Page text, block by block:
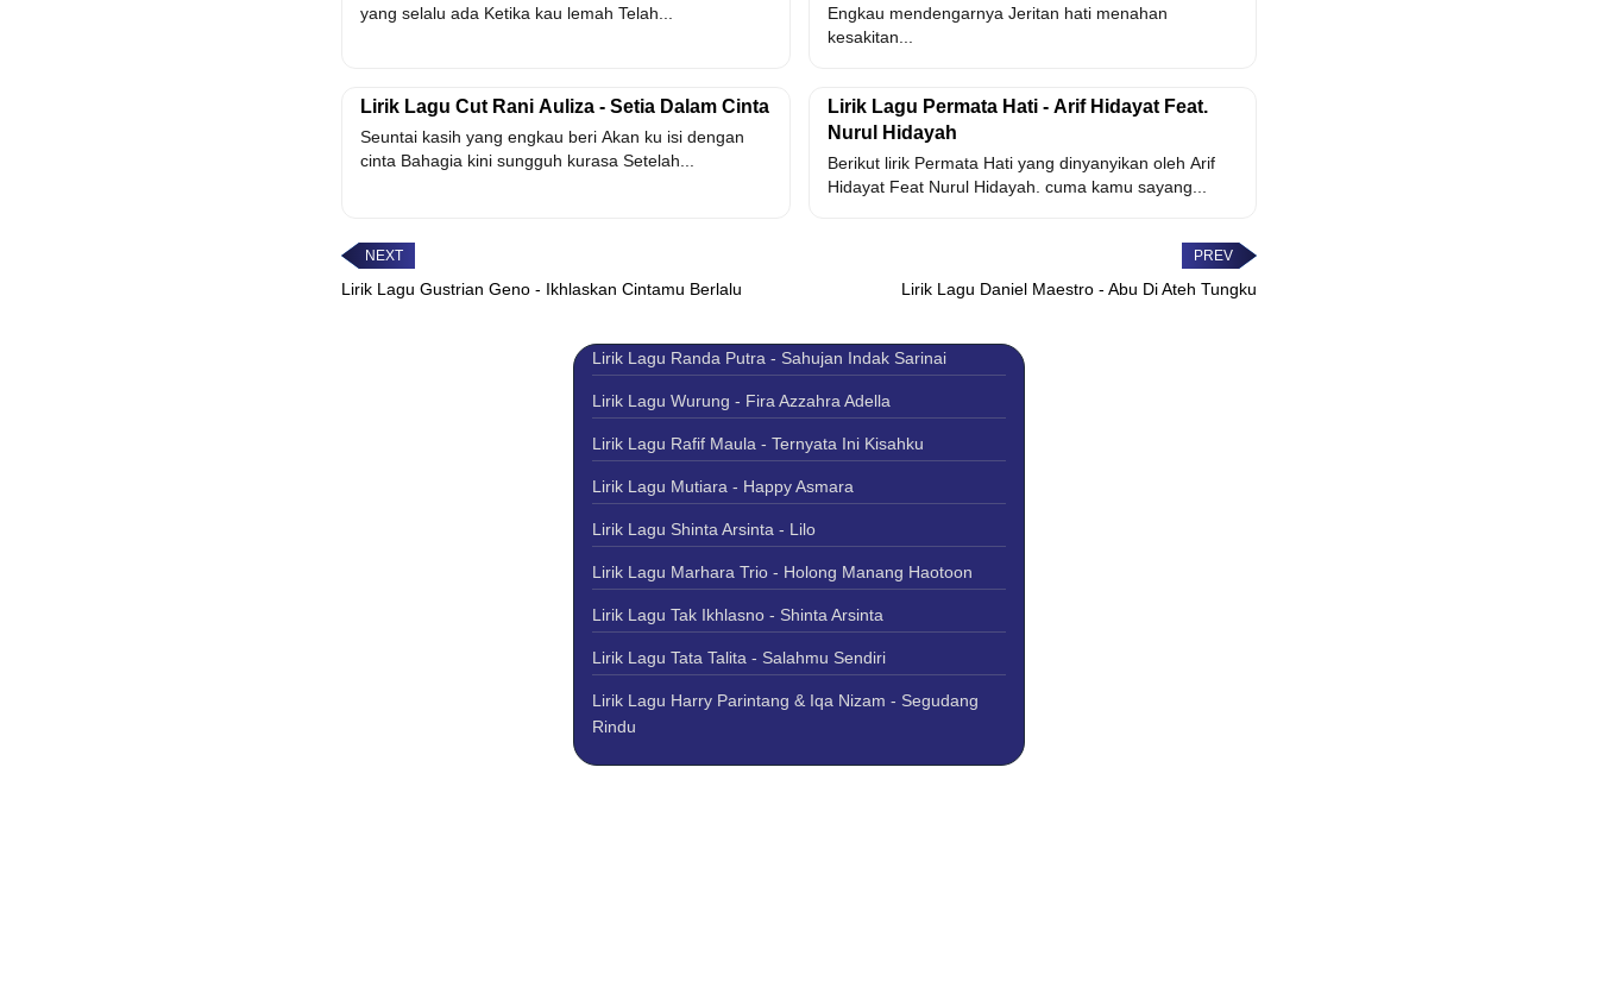
yang selalu ada Ketika kau lemah Telah...
Engkau mendengarnya Jeritan hati menahan
kesakitan...
Lirik Lagu Cut Rani Auliza - Setia Dalam Cinta
Seuntai kasih yang engkau beri Akan ku isi dengan
cinta Bahagia kini sungguh kurasa Setelah...
Lirik Lagu Permata Hati - Arif Hidayat Feat.
Nurul Hidayah
Berikut lirik Permata Hati yang dinyanyikan oleh Arif
Hidayat Feat Nurul Hidayah. cuma kamu sayang...
Lirik Lagu Gustrian Geno - Ikhlaskan Cintamu Berlalu Lirik Lagu Daniel Maestro - Abu Di Ateh Tungku
Lirik Lagu Randa Putra - Sahujan Indak Sarinai
Lirik Lagu Wurung - Fira Azzahra Adella
Lirik Lagu Rafif Maula - Ternyata Ini Kisahku
Lirik Lagu Mutiara - Happy Asmara
Lirik Lagu Shinta Arsinta - Lilo
Lirik Lagu Marhara Trio - Holong Manang Haotoon
Lirik Lagu Tak Ikhlasno - Shinta Arsinta
Lirik Lagu Tata Talita - Salahmu Sendiri
Lirik Lagu Harry Parintang & Iqa Nizam - Segudang
Rindu